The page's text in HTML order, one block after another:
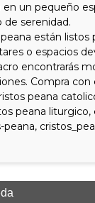
en un pequeño
de serenidad.
están listos
o espacios
encontrarás
Compra con
peana
peana liturgico,